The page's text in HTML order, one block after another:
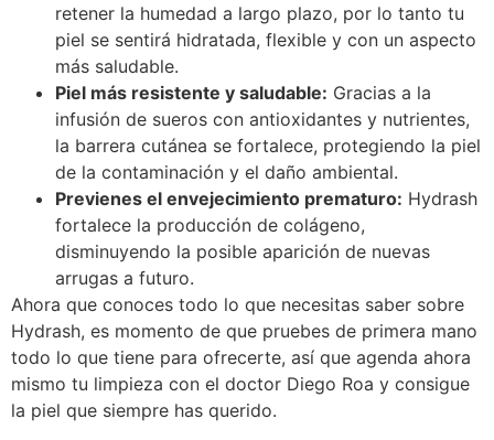
retener la humedad a largo plazo, por lo tanto tu
piel se sentirá hidratada, flexible y con un aspecto
más saludable.
Piel más resistente y saludable: Gracias a la
infusión de sueros con antioxidantes y nutrientes,
la barrera cutánea se fortalece, protegiendo la piel
de la contaminación y el daño ambiental.
Previenes el envejecimiento prematuro: Hydrash
fortalece la producción de colágeno,
disminuyendo la posible aparición de nuevas
arrugas a futuro.
Ahora que conoces todo lo que necesitas saber sobre
Hydrash, es momento de que pruebes de primera mano
todo lo que tiene para ofrecerte, así que agenda ahora
mismo tu limpieza con el doctor Diego Roa y consigue
la piel que siempre has querido.